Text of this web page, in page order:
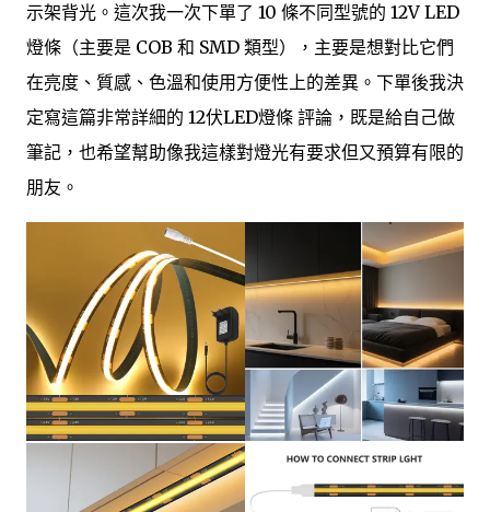
示架背光。這次我一次下單了 10 條不同型號的 12V LED
燈條（主要是 COB 和 SMD 類型），主要是想對比它們
在亮度、質感、色溫和使用方便性上的差異。下單後我決
定寫這篇非常詳細的 12伏LED燈條 評論，既是給自己做
筆記，也希望幫助像我這樣對燈光有要求但又預算有限的
朋友。